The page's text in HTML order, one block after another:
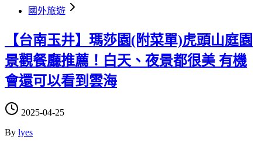
國外旅遊
【台南玉井】瑪莎園(附菜單)虎頭山庭園
景觀餐廳推薦！白天、夜景都很美 有機
會還可以看到雲海
2025-04-25
By lyes